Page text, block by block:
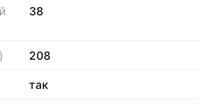
38
208
так